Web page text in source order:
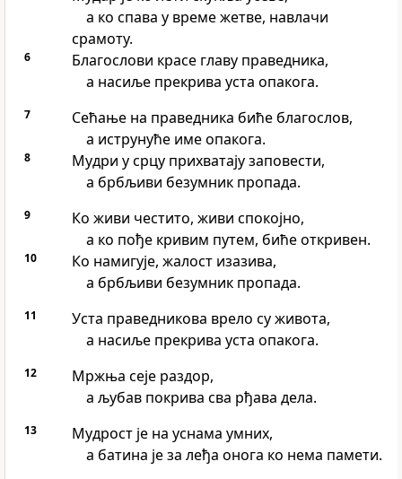
а ко спава у време жетве, навлачи
срамоту.
6
Благослови красе главу праведника,
а насиље прекрива уста опакога.
7
Сећање на праведника биће благослов,
а иструнуће име опакога.
8
Мудри у срцу прихватају заповести,
а брбљиви безумник пропада.
9
Ко живи честито, живи спокојно,
а ко пође кривим путем, биће откривен.
10
Ко намигује, жалост изазива,
а брбљиви безумник пропада.
11
Уста праведникова врело су живота,
а насиље прекрива уста опакога.
12
Мржња сеје раздор,
а љубав покрива сва рђава дела.
13
Мудрост је на уснама умних,
а батина је за леђа онога ко нема памети.